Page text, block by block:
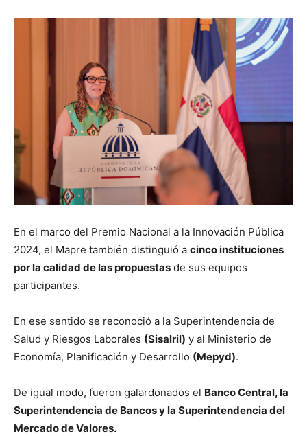
En el marco del Premio Nacional a la Innovación Pública
2024, el Mapre también distinguió a cinco instituciones
por la calidad de las propuestas de sus equipos
participantes.
En ese sentido se reconoció a la Superintendencia de
Salud y Riesgos Laborales (Sisalril) y al Ministerio de
Economía, Planificación y Desarrollo (Mepyd).
De igual modo, fueron galardonados el Banco Central, la
Superintendencia de Bancos y la Superintendencia del
Mercado de Valores.